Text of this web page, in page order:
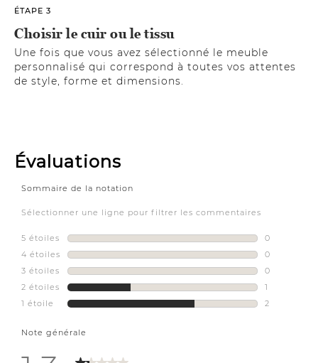
ÉTAPE 3
Choisir le cuir ou le tissu
Une fois que vous avez sélectionné le meuble
personnalisé qui correspond à toutes vos attentes
de style, forme et dimensions.